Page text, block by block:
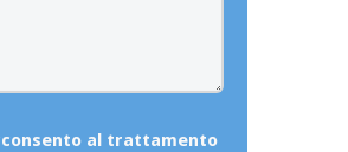
al trattamento